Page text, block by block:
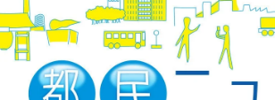
会社情報